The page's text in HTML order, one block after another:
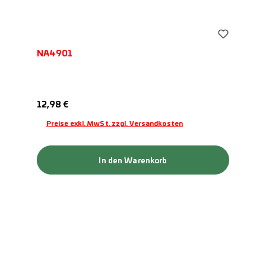
NA4901
Regulärer Preis:
12,98 €
Preise exkl. MwSt. zzgl. Versandkosten
In den Warenkorb